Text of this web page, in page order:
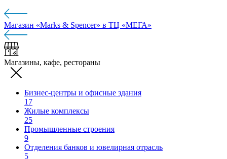
Магазин «Marks & Spencer» в ТЦ «МЕГА»
Магазины, кафе, рестораны
Бизнес-центры и офисные здания
17
Жилые комплексы
25
Промышленные строения
9
Отделения банков и ювелирная отрасль
5